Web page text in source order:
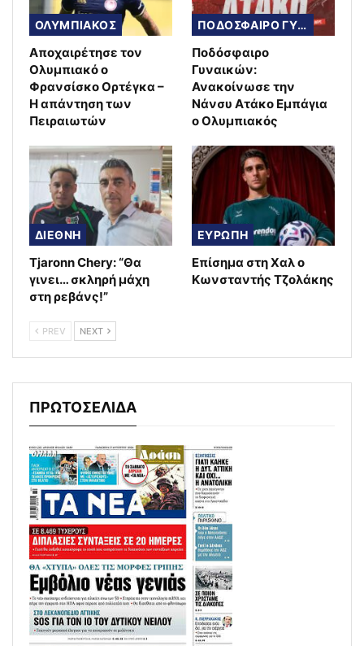
ΟΛΥΜΠΙΑΚΟΣ
Αποχαιρέτησε τον
Ολυμπιακό ο
Φρανσίσκο Ορτέγκα –
Η απάντηση των
Πειραιωτών
ΠΟΔΟΣΦΑΙΡΟ ΓΥΝΑΙΚΩΝ
Ποδόσφαιρο
Γυναικών:
Ανακοίνωσε την
Νάνσυ Ατάκο Εμπάγια
ο Ολυμπιακός
ΔΙΕΘΝΗ
Tjaronn Chery: “Θα
γινει… σκληρή μάχη
στη ρεβάνς!”
ΕΥΡΩΠΗ
Επίσημα στη Χαλ ο
Κωνσταντής Τζολάκης
PREV NEXT
ΠΡΩΤΟΣΕΛΙΔΑ